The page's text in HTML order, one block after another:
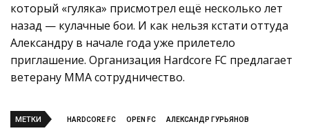
который «гуляка» присмотрел ещё несколько лет
назад — кулачные бои. И как нельзя кстати оттуда
Александру в начале года уже прилетело
приглашение. Организация Hardcore FC предлагает
ветерану ММА сотрудничество.
МЕТКИ HARDCORE FC OPEN FC АЛЕКСАНДР ГУРЬЯНОВ